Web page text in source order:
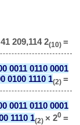
41 209,114 2(10) =
0011 0110 0001
0100 1110 1(2) =
0011 0110 0001
1110 1(2) × 20 =